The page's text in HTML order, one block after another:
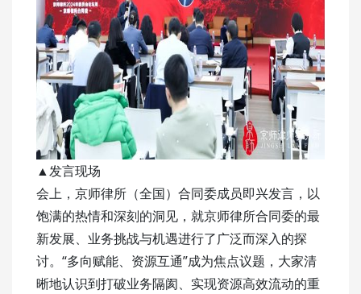
▲发言现场
会上，京师律所（全国）合同委成员即兴发言，以
饱满的热情和深刻的洞见，就京师律所合同委的最
新发展、业务挑战与机遇进行了广泛而深入的探
讨。“多向赋能、资源互通”成为焦点议题，大家清
晰地认识到打破业务隔阂、实现资源高效流动的重